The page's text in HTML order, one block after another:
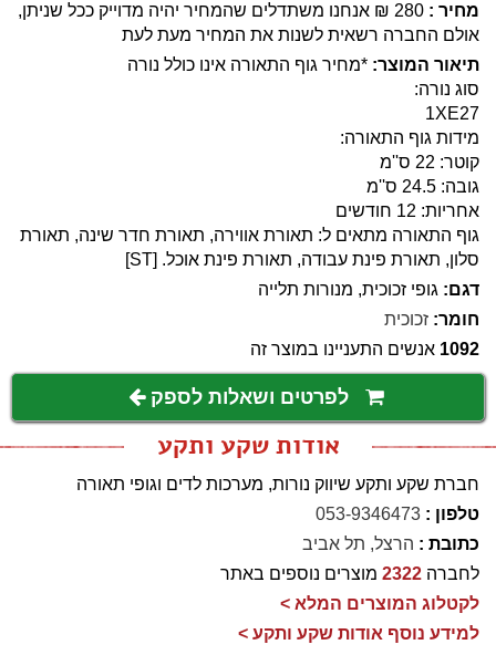
מחיר : 280
₪ אנחנו משתדלים שהמחיר יהיה מדוייק ככל שניתן,
אולם החברה רשאית לשנות את המחיר מעת לעת
תיאור המוצר: *מחיר גוף התאורה אינו כולל נורה
סוג נורה:
1XE27
מידות גוף התאורה:
קוטר: 22 ס''מ
גובה: 24.5 ס''מ
אחריות: 12 חודשים
גוף התאורה מתאים ל: תאורת אווירה, תאורת חדר שינה, תאורת
סלון, תאורת פינת עבודה, תאורת פינת אוכל. [ST]
דגם: גופי זכוכית, מנורות תלייה
חומר: זכוכית
1092 אנשים התעניינו במוצר זה
לפרטים ושאלות לספק
אודות שקע ותקע
חברת שקע ותקע שיווק נורות, מערכות לדים וגופי תאורה
טלפון : 053-9346473
כתובת : הרצל, תל אביב
לחברה 2322 מוצרים נוספים באתר
לקטלוג המוצרים המלא >
למידע נוסף אודות שקע ותקע >